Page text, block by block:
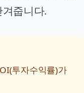
줍니다.
투자수익률)가